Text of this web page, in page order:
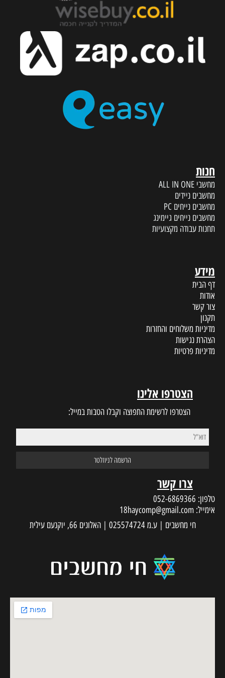
חנות
מחשבי ALL IN ONE
מחשבים ניידים
מחשבים נייחים PC
מחשבים נייחים גיימינג
תחנות עבודה מקצועיות
מידע
דף הבית
אודות
צור קשר
תקנון
מדיניות משלוחים והחזרות
הצהרת נגישות
מדיניות פרטיות
הצטרפו אלינו
הצטרפו לרשימת התפוצה וקבלו הטבות במייל:
צרו קשר
טלפון: 052-6869366
אימייל: 18haycomp@gmail.com
חי מחשבים | ע.מ 025574724 | האלונים 66, יוקנעם עילית